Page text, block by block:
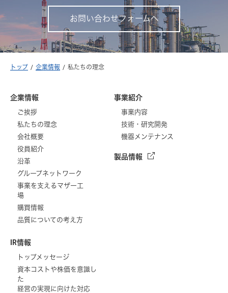
お問い合わせフォームへ
トップ 企業情報 私たちの理念
企業情報
ご挨拶
私たちの理念
会社概要
役員紹介
沿革
グループネットワーク
事業を支えるマザー工
場
購買情報
品質についての考え方
事業紹介
事業内容
技術・研究開発
機器メンテナンス
製品情報
IR情報
トップメッセージ
資本コストや株価を意識し
た
経営の実現に向けた対応